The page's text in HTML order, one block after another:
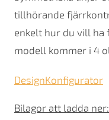
tillhörande
enkelt hur du vill ha
modell kommer i 4
DesignKonfigurator
Bilagor att ladda ner: